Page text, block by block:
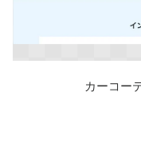
カーコー